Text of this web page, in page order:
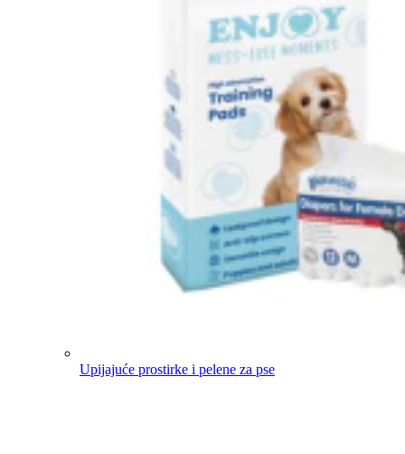
Upijajuće prostirke i pelene za pse